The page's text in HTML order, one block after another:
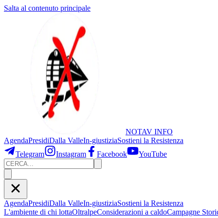
Salta al contenuto principale
NOTAV INFO
AgendaPresidiDalla ValleIn-giustiziaSostieni la Resistenza
Telegram
Instagram Facebook YouTube
AgendaPresidiDalla ValleIn-giustiziaSostieni la Resistenza
L'ambiente di chi lottaOltralpeConsiderazioni a caldoCampagne